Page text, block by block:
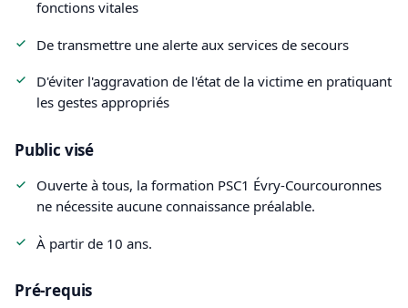
fonctions vitales
De transmettre une alerte aux services de secours
D'éviter l'aggravation de l'état de la victime en pratiquant
les gestes appropriés
Public visé
Ouverte à tous, la formation PSC1 Évry-Courcouronnes
ne nécessite aucune connaissance préalable.
À partir de 10 ans.
Pré-requis